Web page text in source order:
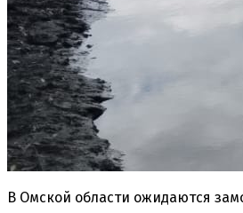
В Омской области ожидаются